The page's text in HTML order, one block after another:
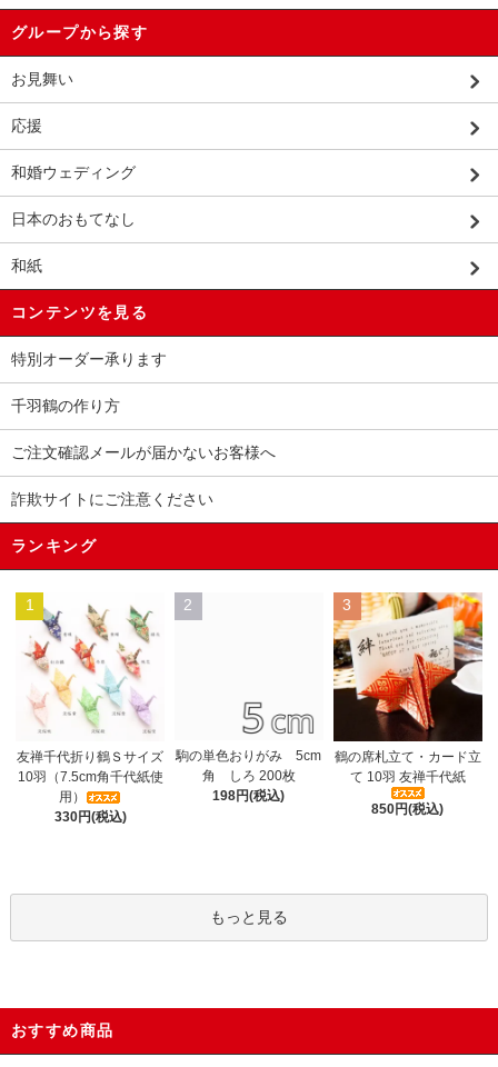
グループから探す
お見舞い
応援
和婚ウェディング
日本のおもてなし
和紙
コンテンツを見る
特別オーダー承ります
千羽鶴の作り方
ご注文確認メールが届かないお客様へ
詐欺サイトにご注意ください
ランキング
1
友禅千代折り鶴Ｓサイズ
10羽（7.5cm角千代紙使
用）
330円(税込)
2
駒の単色おりがみ 5cm
角 しろ 200枚
198円(税込)
3
鶴の席札立て・カード立
て 10羽 友禅千代紙
850円(税込)
もっと見る
おすすめ商品